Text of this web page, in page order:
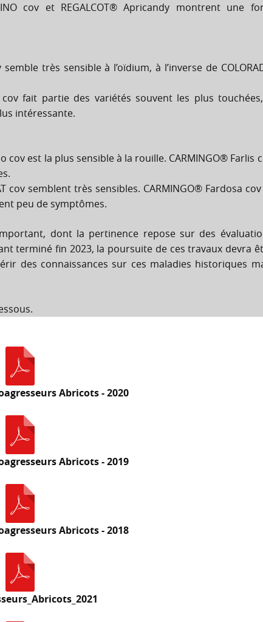
cov et REGALCOT® Apricandy montrent une
très sensible à l’oïdium, à l’inverse de
fait partie des variétés souvent les plus
intéressante.
cov est la plus sensible à la rouille. CARMINGO® Farlis
cov semblent très sensibles. CARMINGO® Fardosa
peu de symptômes.
dont la pertinence repose sur des
terminé fin 2023, la poursuite de ces travaux devra
des connaissances sur ces maladies historiques
Abricots - 2020
Abricots - 2019
Abricots - 2018